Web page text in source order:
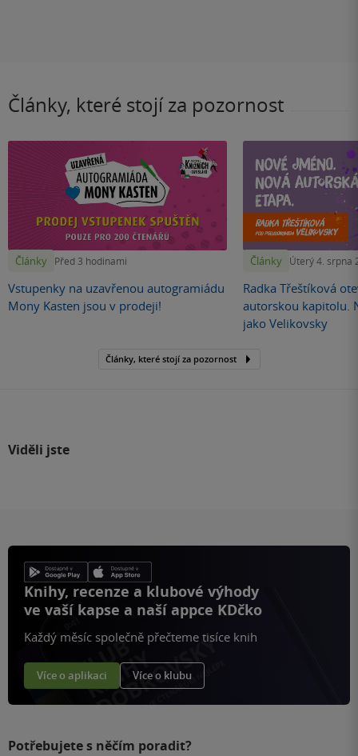
Články, které stojí za pozornost
Články Před 3 hodinami
Vstupenky na uzavřenou autogramiádu
Mony Kasten jsou v prodeji!
Články Úterý 4. srpna
Radka Třeštíková
autorskou kapitolu.
jako Velikovsky
Články, které stojí za pozornost
Viděli jste
Knihy, recenze a klubové výhody
ve vaší kapse a naší appce KDčko
Každý měsíc společně přečteme tisíce knih
Více o aplikaci Více o klubu
Potřebujete s něčím poradit?